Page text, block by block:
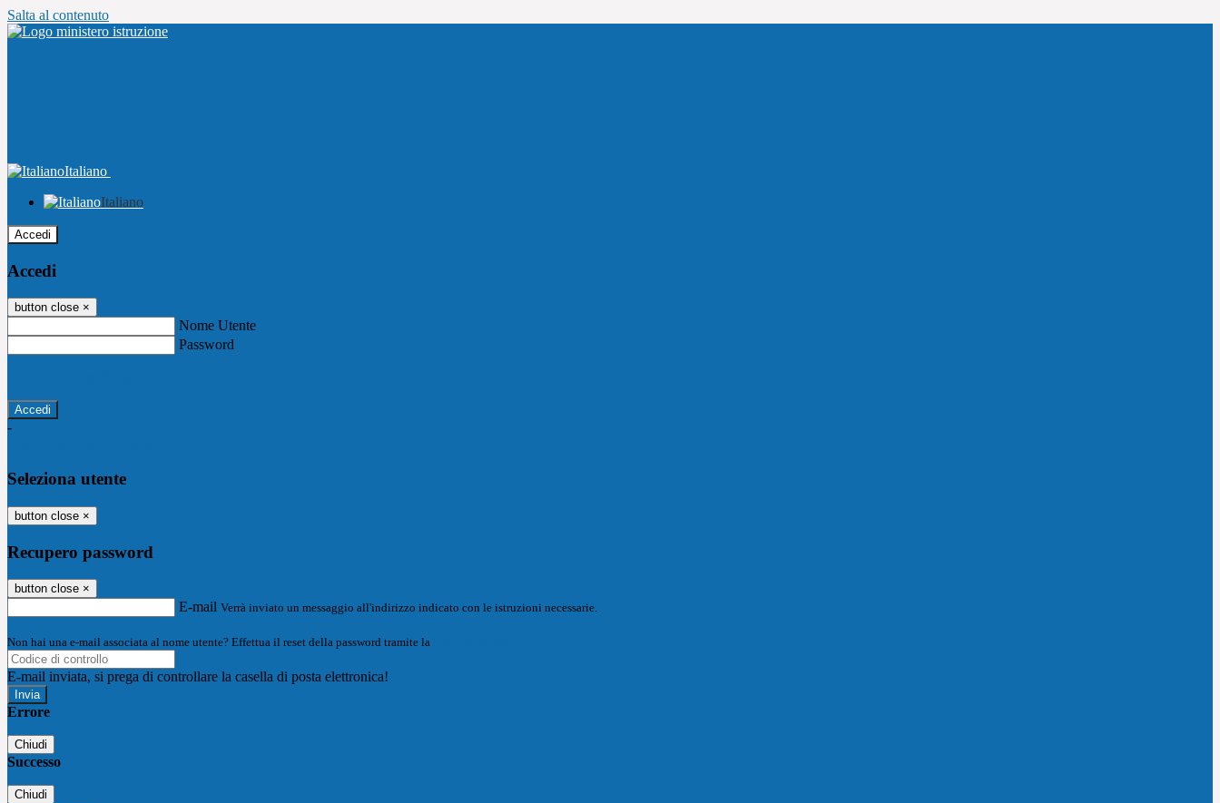
Salta al contenuto
Italiano
Italiano
Accedi
Accedi
button close ×
Nome Utente
Password
-
Seleziona utente
button close ×
Recupero password
button close ×
E-mail Verrà inviato un messaggio all'indirizzo indicato con le istruzioni necessarie.
Non hai una e-mail associata al nome utente? Effettua il reset della password tramite la
E-mail inviata, si prega di controllare la casella di posta elettronica!
Errore
Chiudi
Successo
Chiudi